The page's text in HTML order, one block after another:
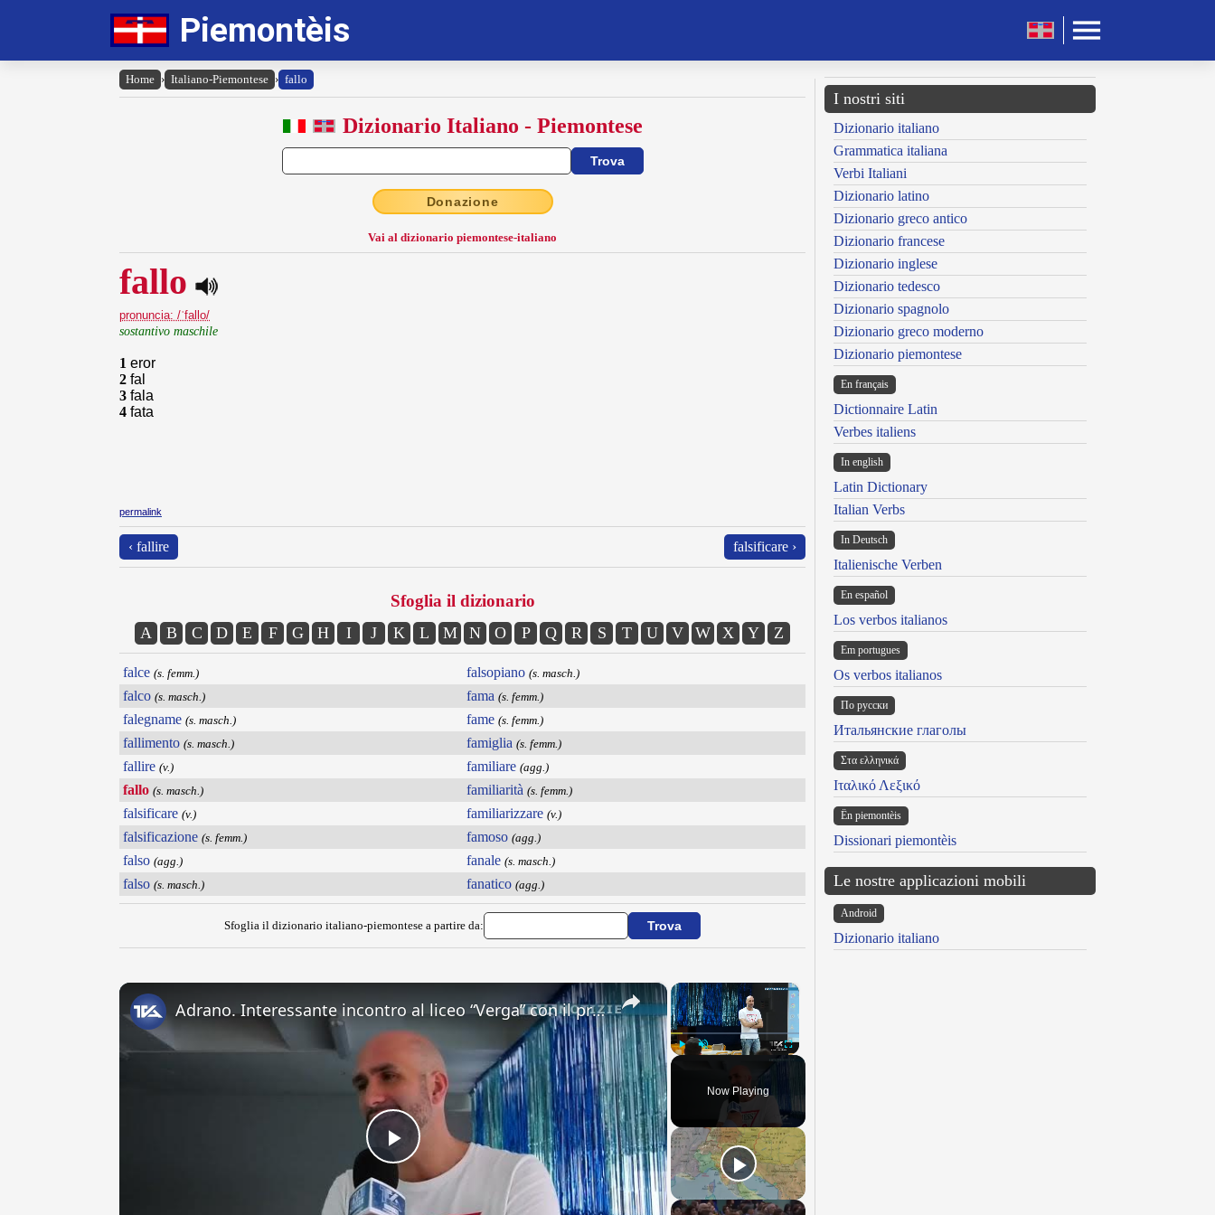
Piemontèis
Home › Italiano-Piemontese › fallo
Dizionario Italiano - Piemontese
Donazione
Vai al dizionario piemontese-italiano
fallo
pronuncia: /ˈfallo/
sostantivo maschile
1 eror
2 fal
3 fala
4 fata
permalink
‹ fallire falsificare ›
Sfoglia il dizionario
A B C D E F G H I J K L M N O P Q R S T U V W X Y Z
falce (s. femm.)
falco (s. masch.)
falegname (s. masch.)
fallimento (s. masch.)
fallire (v.)
fallo (s. masch.)
falsificare (v.)
falsificazione (s. femm.)
falso (agg.)
falso (s. masch.)
falsopiano (s. masch.)
fama (s. femm.)
fame (s. femm.)
famiglia (s. femm.)
familiare (agg.)
familiarità (s. femm.)
familiarizzare (v.)
famoso (agg.)
fanale (s. masch.)
fanatico (agg.)
Sfoglia il dizionario italiano-piemontese a partire da:
×
Fullscreen
Now Playing
×
Play
Adrano. Interessante incontro al liceo “Verga” con il prof. Fabio Gamberini. Studenti del Linguistic
I nostri siti
Dizionario italiano
Grammatica italiana
Verbi Italiani
Dizionario latino
Dizionario greco antico
Dizionario francese
Dizionario inglese
Dizionario tedesco
Dizionario spagnolo
Dizionario greco moderno
Dizionario piemontese
En français
Dictionnaire Latin
Verbes italiens
In english
Latin Dictionary
Italian Verbs
In Deutsch
Italienische Verben
En español
Los verbos italianos
Em portugues
Os verbos italianos
По русски
Итальянские глаголы
Στα ελληνικά
Ιταλικό Λεξικό
Ën piemontèis
Dissionari piemontèis
Le nostre applicazioni mobili
Android
Dizionario italiano